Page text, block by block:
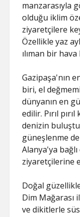
manzarasıyla
olduğu iklim
ziyaretçilere
Özellikle yaz
ılıman bir
Gazipaşa'nın
biri, el
dünyanın en
edilir. Pırıl
denizin
güneşlenme
Alanya'ya
ziyaretçilerine
Doğal
Dim Mağarası
ve dikitlerle